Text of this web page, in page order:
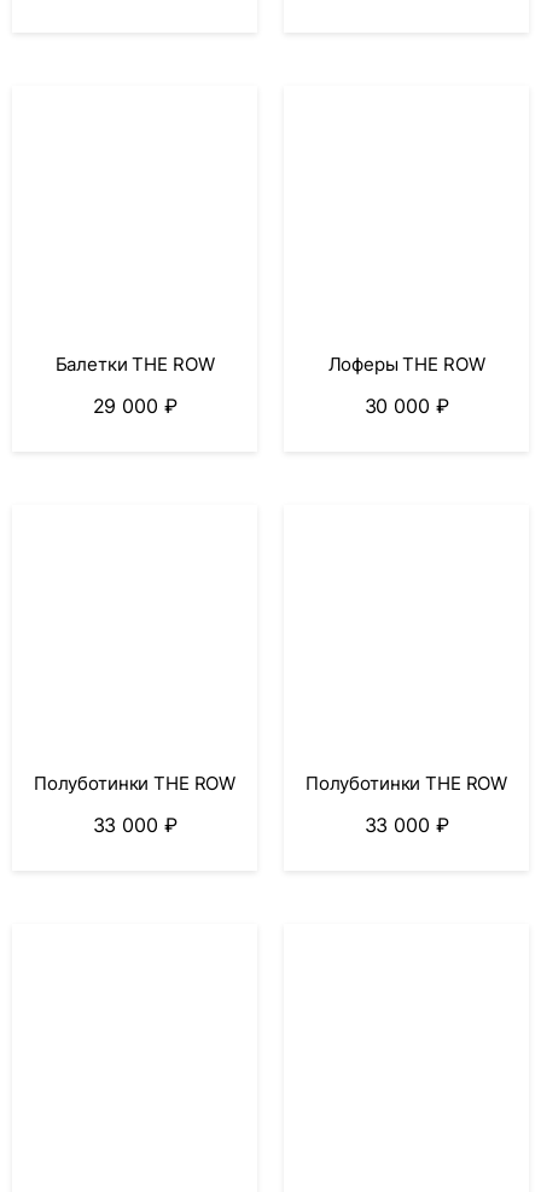
Балетки THE ROW
29 000 ₽
Лоферы THE ROW
30 000 ₽
Полуботинки THE ROW
33 000 ₽
Полуботинки THE ROW
33 000 ₽